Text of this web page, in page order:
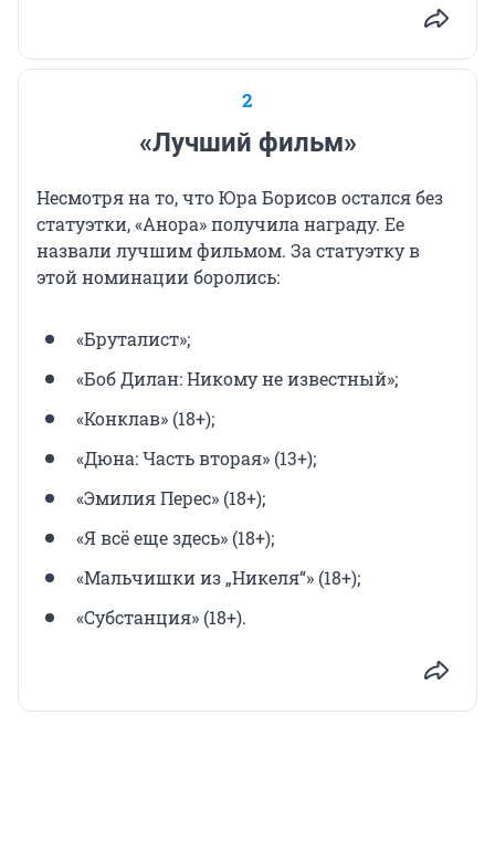
2
«Лучший фильм»
Несмотря на то, что Юра Борисов остался без
статуэтки, «Анора» получила награду. Ее
назвали лучшим фильмом. За статуэтку в
этой номинации боролись:
«Бруталист»;
«Боб Дилан: Никому не известный»;
«Конклав» (18+);
«Дюна: Часть вторая» (13+);
«Эмилия Перес» (18+);
«Я всё еще здесь» (18+);
«Мальчишки из „Никеля“» (18+);
«Субстанция» (18+).